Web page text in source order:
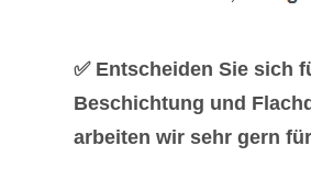
✅ Entscheiden Sie sich
Beschichtung und
arbeiten wir sehr gern